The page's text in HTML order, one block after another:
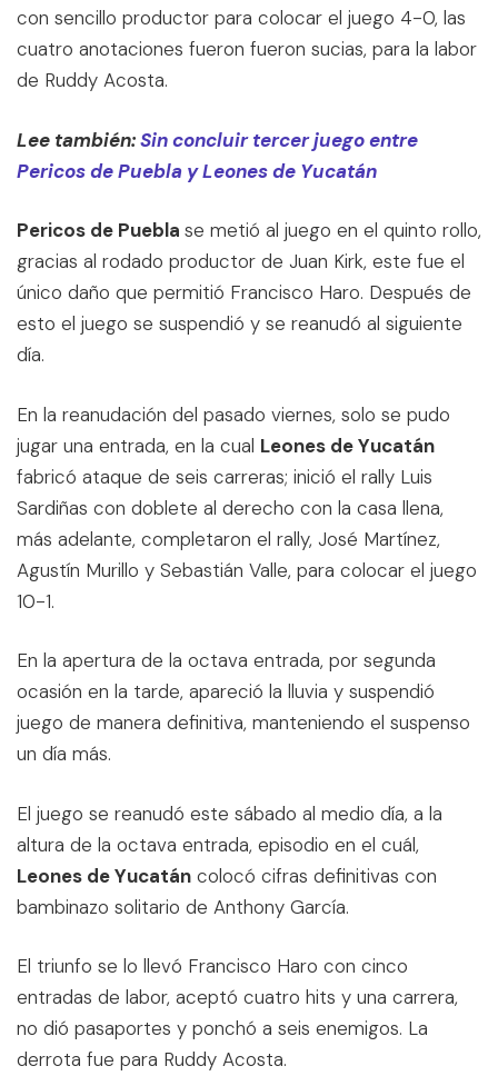
con sencillo productor para colocar el juego 4-0, las
cuatro anotaciones fueron fueron sucias, para la labor
de Ruddy Acosta.
Lee también:Sin concluir tercer juego entre
Pericos de Puebla y Leones de Yucatán
Pericos de Puebla se metió al juego en el quinto rollo,
gracias al rodado productor de Juan Kirk, este fue el
único daño que permitió Francisco Haro. Después de
esto el juego se suspendió y se reanudó al siguiente
día.
En la reanudación del pasado viernes, solo se pudo
jugar una entrada, en la cual Leones de Yucatán
fabricó ataque de seis carreras; inició el rally Luis
Sardiñas con doblete al derecho con la casa llena,
más adelante, completaron el rally, José Martínez,
Agustín Murillo y Sebastián Valle, para colocar el juego
10-1.
En la apertura de la octava entrada, por segunda
ocasión en la tarde, apareció la lluvia y suspendió
juego de manera definitiva, manteniendo el suspenso
un día más.
El juego se reanudó este sábado al medio día, a la
altura de la octava entrada, episodio en el cuál,
Leones de Yucatán colocó cifras definitivas con
bambinazo solitario de Anthony García.
El triunfo se lo llevó Francisco Haro con cinco
entradas de labor, aceptó cuatro hits y una carrera,
no dió pasaportes y ponchó a seis enemigos. La
derrota fue para Ruddy Acosta.